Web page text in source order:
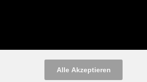
Alle Akzeptieren